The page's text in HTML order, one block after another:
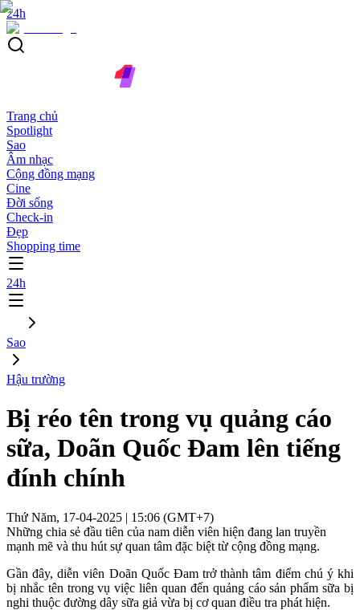
24h
Trang chủ
Spotlight
Sao
Âm nhạc
Cộng đồng mạng
Cine
Đời sống
Check-in
Đẹp
Shopping time
24h
Sao
Hậu trường
Bị réo tên trong vụ quảng cáo
sữa, Doãn Quốc Đam lên tiếng
đính chính
Thứ Năm, 17-04-2025 | 15:06 (GMT+7)
Những chia sẻ đầu tiên của nam diễn viên hiện đang lan truyền
mạnh mẽ và thu hút sự quan tâm đặc biệt từ cộng đồng mạng.
Gần đây, diễn viên Doãn Quốc Đam trở thành tâm điểm chú ý khi
bị nhắc tên trong vụ việc liên quan đến quảng cáo sản phẩm sữa bị
nghi thuộc đường dây sữa giả vừa bị cơ quan điều tra phát hiện.